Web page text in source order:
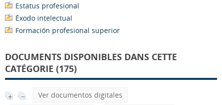
Estatus profesional
Éxodo intelectual
Formación profesional superior
DOCUMENTS DISPONIBLES DANS CETTE
CATÉGORIE (175)
Ver documentos digitales